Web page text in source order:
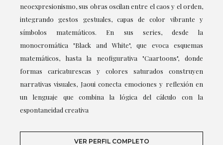
neoexpresionismo, sus obras oscilan entre el caos y el orden,
integrando gestos gestuales, capas de color vibrante y
símbolos matemáticos. En sus series, desde la
monocromática "Black and White", que evoca esquemas
matemáticos, hasta la neofigurativa "Caartoons", donde
formas caricaturescas y colores saturados construyen
narrativas visuales, Jaoui conecta emociones y reflexión en
un lenguaje que combina la lógica del cálculo con la
espontaneidad creativa
VER PERFIL COMPLETO